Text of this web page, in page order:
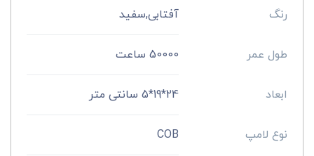
رنگ آفتابی,سفید
طول عمر 50000 ساعت
ابعاد 24*19*5 سانتی متر
نوع لامپ COB